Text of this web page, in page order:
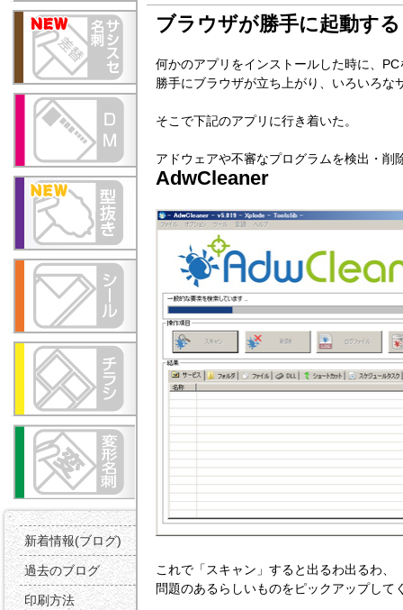
新着情報(ブログ)
過去のブログ
印刷方法
ブラウザが勝手に起動する
何かのアプリをインストールした時に、
勝手にブラウザが立ち上がり、いろいろ
そこで下記のアプリに行き着いた。
アドウェアや不審なプログラムを検出・削
AdwCleaner
これで「スキャン」すると出るわ出るわ、
問題のあるらしいものをピックアップして